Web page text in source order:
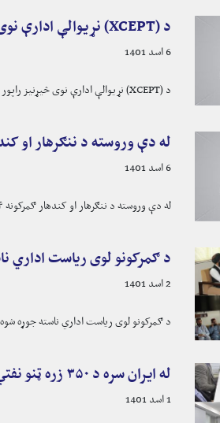
د (XCEPT) نړیوالې ادارې نوی څیړنیز راپور
6 اسد 1401
د (XCEPT) نړیوالې ادارې نوی څیړنیز راپور
له دې وروسته د ننګرهار او کندهار ګمرکونه
6 اسد 1401
له دې وروسته د ننګرهار او کندهار ګمرکونه ۲۴ ساعته فعالیت کوي
د ګمرکونو لوی ریاست اداري
2 اسد 1401
د ګمرکونو لوی ریاست اداري ناسته جوړه شوه
له ایران سره د ۳۵۰ زره ټنو نفتي موادو د پېرلو هوکړه لاسلیک سوه!
1 اسد 1401